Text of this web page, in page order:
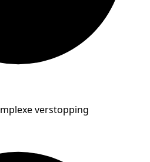
verstopping